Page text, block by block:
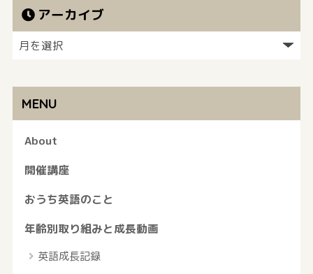
アーカイブ
MENU
About
開催講座
おうち英語のこと
年齢別取り組みと成長動画
英語成長記録